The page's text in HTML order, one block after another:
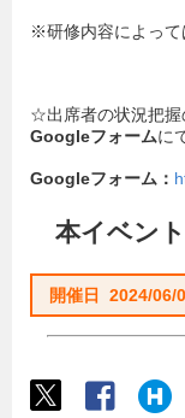
※研修内容によって
☆出席者の状況把握
Googleフォームに
Googleフォーム：
本イベン
開催日 2024/06/